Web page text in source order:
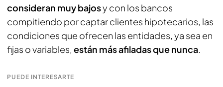
consideran muy bajosy con los bancos
compitiendo por captar clientes hipotecarios, las
condiciones que ofrecen las entidades, ya sea en
fijas o variables, están más afiladas que nunca.
PUEDE INTERESARTE